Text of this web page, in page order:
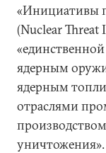
«Инициативы
(Nuclear Threat
ядерным
ядерным
отраслями